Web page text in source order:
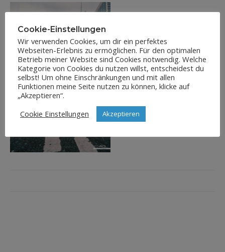
Cookie-Einstellungen
Wir verwenden Cookies, um dir ein perfektes
Webseiten-Erlebnis zu ermöglichen. Für den optimalen
Betrieb meiner Website sind Cookies notwendig. Welche
Kategorie von Cookies du nutzen willst, entscheidest du
selbst! Um ohne Einschränkungen und mit allen
Funktionen meine Seite nutzen zu können, klicke auf
„Akzeptieren“.
Cookie Einstellungen
Akzeptieren